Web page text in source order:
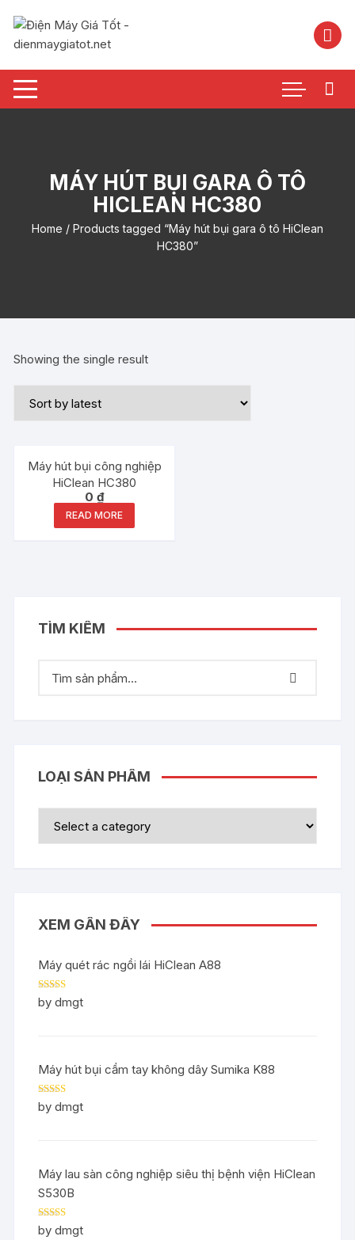
nội
MÁY HÚT BỤI GARA Ô TÔ
HICLEAN HC380
Home / Products tagged “Máy hút bụi gara ô tô HiClean
HC380”
Showing the single result
Máy hút bụi công nghiệp
HiClean HC380
0₫
READ MORE
TÌM KIẾM
LOẠI SẢN PHẨM
XEM GẦN ĐÂY
Máy quét rác ngồi lái HiClean A88
Rated5out
of 5
by dmgt
Máy hút bụi cầm tay không dây Sumika K88
Rated5out
of 5
by dmgt
Máy lau sàn công nghiệp siêu thị bệnh viện HiClean
S530B
Rated5out
of 5
by dmgt